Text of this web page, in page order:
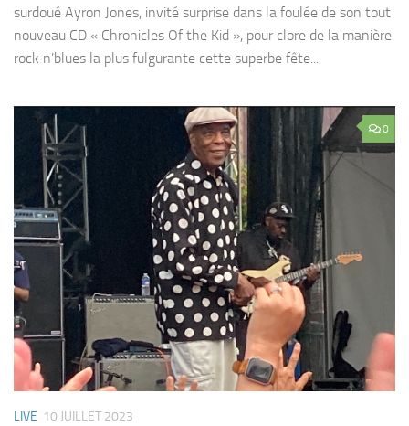
surdoué Ayron Jones, invité surprise dans la foulée de son tout
nouveau CD « Chronicles Of the Kid », pour clore de la manière
rock n’blues la plus fulgurante cette superbe fête...
0
LIVE 10 JUILLET 2023